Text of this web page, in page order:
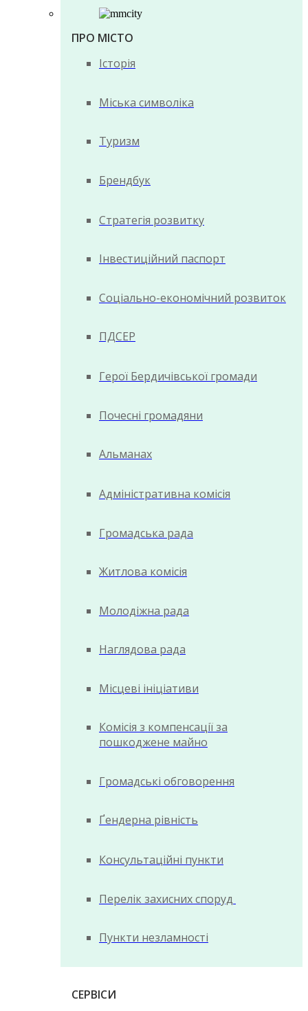
ПРО МІСТО
Історія
Міська символіка
Туризм
Брендбук
Стратегія розвитку
Інвестиційний паспорт
Соціально-економічний розвиток
ПДСЕР
Герої Бердичівської громади
Почесні громадяни
Альманах
Адміністративна комісія
Громадська рада
Житлова комісія
Молодіжна рада
Наглядова рада
Місцеві ініціативи
Комісія з компенсації за
пошкоджене майно
Громадські обговорення
Ґендерна рівність
Консультаційні пункти
Перелік захисних споруд
Пункти незламності
СЕРВІСИ